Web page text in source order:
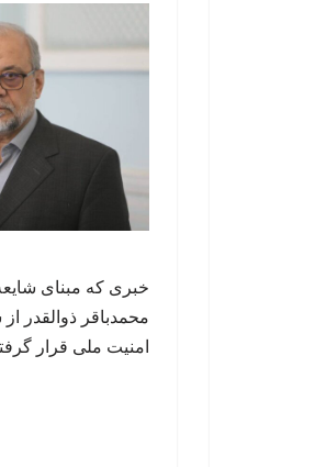
خبری که مبنای
محمدباقر ذوالقدر
امنیت ملی قرار